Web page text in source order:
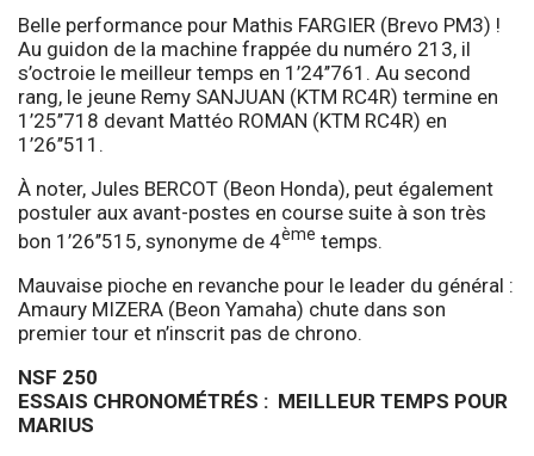
Belle performance pour Mathis FARGIER (Brevo PM3) !
Au guidon de la machine frappée du numéro 213, il
s’octroie le meilleur temps en 1’24’’761. Au second
rang, le jeune Remy SANJUAN (KTM RC4R) termine en
1’25’’718 devant Mattéo ROMAN (KTM RC4R) en
1’26’’511.
À noter, Jules BERCOT (Beon Honda), peut également
postuler aux avant-postes en course suite à son très
bon 1’26’’515, synonyme de 4ème temps.
Mauvaise pioche en revanche pour le leader du général :
Amaury MIZERA (Beon Yamaha) chute dans son
premier tour et n’inscrit pas de chrono.
NSF 250
ESSAIS CHRONOMÉTRÉS : MEILLEUR TEMPS POUR
MARIUS